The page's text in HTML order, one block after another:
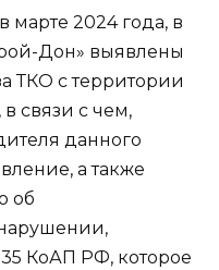
2024 года, в
Дон» выявлены
ТКО с территории
связи с чем,
данного
а также
об
КоАП РФ, которое